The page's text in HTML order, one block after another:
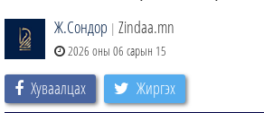
Ж.Сондор | Zindaa.mn
2026 оны 06 сарын 15
Хуваалцах Жиргэх